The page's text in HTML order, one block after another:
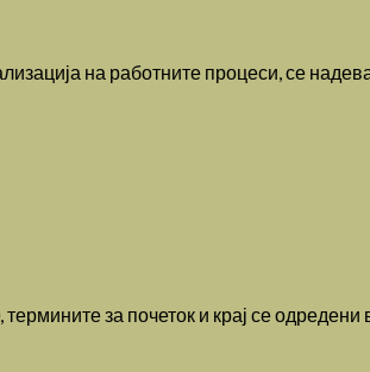
на работните процеси, се
за почеток и крај се